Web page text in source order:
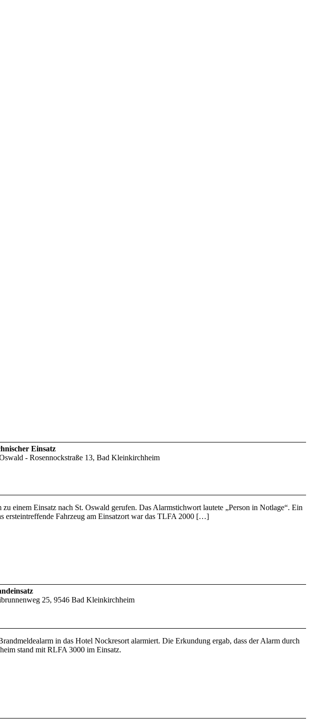
Einsatz
- Rosennockstraße 13, Bad Kleinkirchheim
einem Einsatz nach St. Oswald gerufen. Das Alarmstichwort lautete „Person in Notlage“. Ein
ersteintreffende Fahrzeug am Einsatzort war das TLFA 2000 […]
25, 9546 Bad Kleinkirchheim
in das Hotel Nockresort alarmiert. Die Erkundung ergab, dass der Alarm durch
stand mit RLFA 3000 im Einsatz.